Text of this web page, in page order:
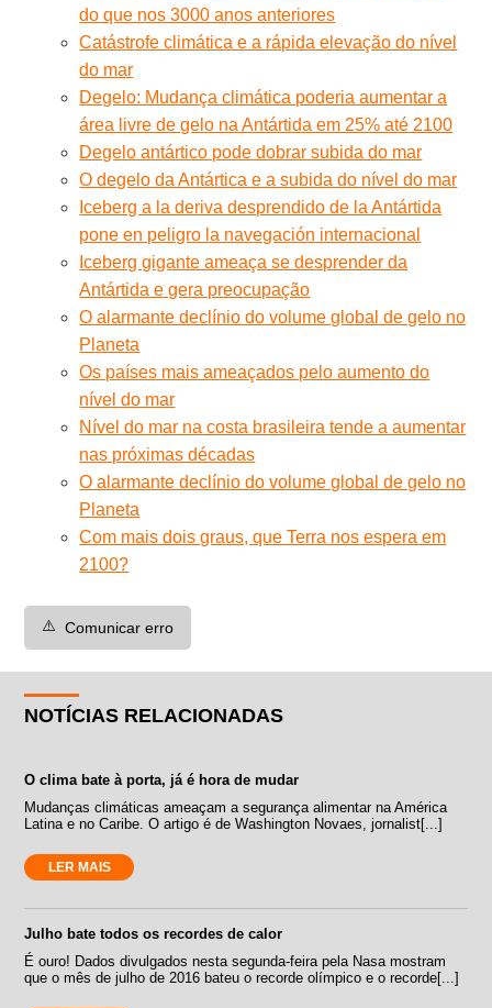
do que nos 3000 anos anteriores
Catástrofe climática e a rápida elevação do nível
do mar
Degelo: Mudança climática poderia aumentar a
área livre de gelo na Antártida em 25% até 2100
Degelo antártico pode dobrar subida do mar
O degelo da Antártica e a subida do nível do mar
Iceberg a la deriva desprendido de la Antártida
pone en peligro la navegación internacional
Iceberg gigante ameaça se desprender da
Antártida e gera preocupação
O alarmante declínio do volume global de gelo no
Planeta
Os países mais ameaçados pelo aumento do
nível do mar
Nível do mar na costa brasileira tende a aumentar
nas próximas décadas
O alarmante declínio do volume global de gelo no
Planeta
Com mais dois graus, que Terra nos espera em
2100?
⚠️ Comunicar erro
NOTÍCIAS RELACIONADAS
O clima bate à porta, já é hora de mudar
Mudanças climáticas ameaçam a segurança alimentar na América
Latina e no Caribe. O artigo é de Washington Novaes, jornalist[...]
LER MAIS
Julho bate todos os recordes de calor
É ouro! Dados divulgados nesta segunda-feira pela Nasa mostram
que o mês de julho de 2016 bateu o recorde olímpico e o recorde[...]